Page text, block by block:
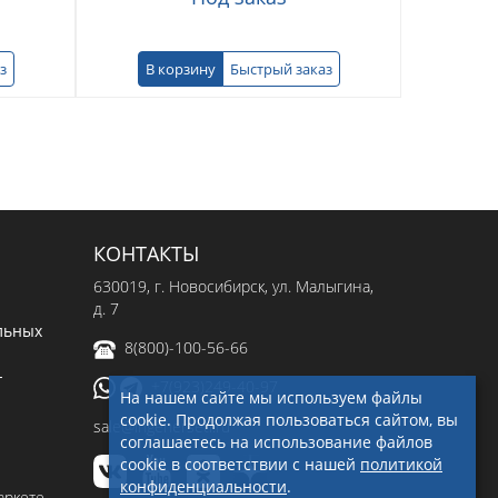
В корзину Быстрый заказ
КОНТАКТЫ
630019, г. Новосибирск, ул. Малыгина,
д. 7
8(800)-100-56-66
sale@ingenerseti.ru
На нашем сайте мы используем файлы
cookie. Продолжая пользоваться сайтом, вы
соглашаетесь на использование файлов
cookie в соответствии с нашей политикой
конфиденциальности.